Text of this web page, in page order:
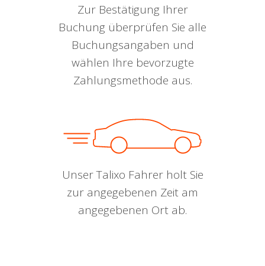
Zur Bestätigung Ihrer
Buchung überprüfen Sie alle
Buchungsangaben und
wählen Ihre bevorzugte
Zahlungsmethode aus.
Unser Talixo Fahrer holt Sie
zur angegebenen Zeit am
angegebenen Ort ab.